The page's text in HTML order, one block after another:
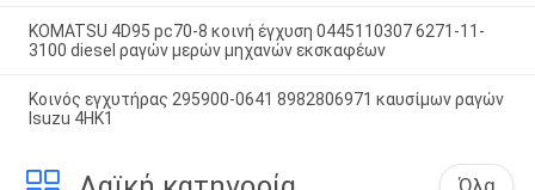
KOMATSU 4D95 pc70-8 κοινή έγχυση 0445110307 6271-11-
3100 diesel ραγών μερών μηχανών εκσκαφέων
Κοινός εγχυτήρας 295900-0641 8982806971 καυσίμων ραγών
Isuzu 4HK1
Όλα